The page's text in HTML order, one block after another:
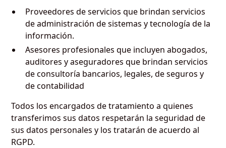
Proveedores de servicios que brindan servicios
de administración de sistemas y tecnología de la
información.
Asesores profesionales que incluyen abogados,
auditores y aseguradores que brindan servicios
de consultoría bancarios, legales, de seguros y
de contabilidad
Todos los encargados de tratamiento a quienes
transferimos sus datos respetarán la seguridad de
sus datos personales y los tratarán de acuerdo al
RGPD.